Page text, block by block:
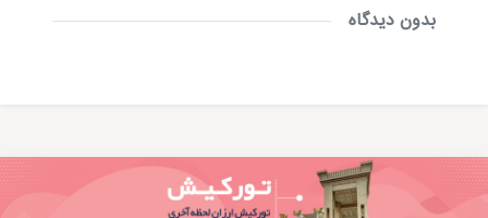
بدون دیدگاه